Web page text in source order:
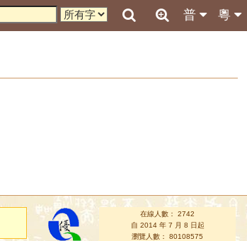
粵
普
在線人數： 2742
自 2014 年 7 月 8 日起
瀏覽人數： 80108575